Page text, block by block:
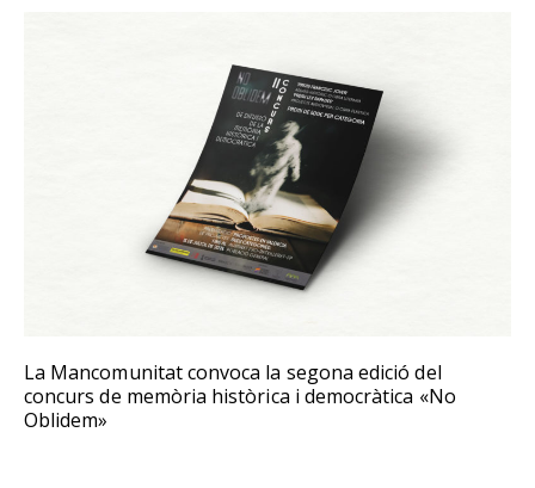
La Mancomunitat convoca la segona edició del
concurs de memòria històrica i democràtica «No
Oblidem»